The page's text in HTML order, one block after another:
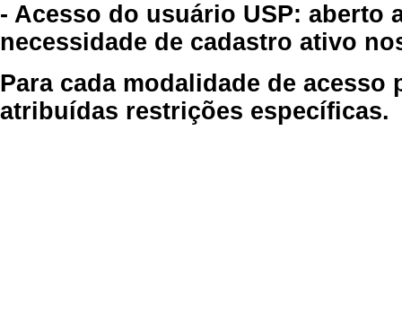
- Acesso do usuário USP: aberto
necessidade de cadastro ativo
Para cada modalidade de
atribuídas restrições específicas.